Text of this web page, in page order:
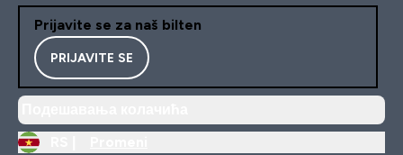
Prijavite se za naš bilten
PRIJAVITE SE